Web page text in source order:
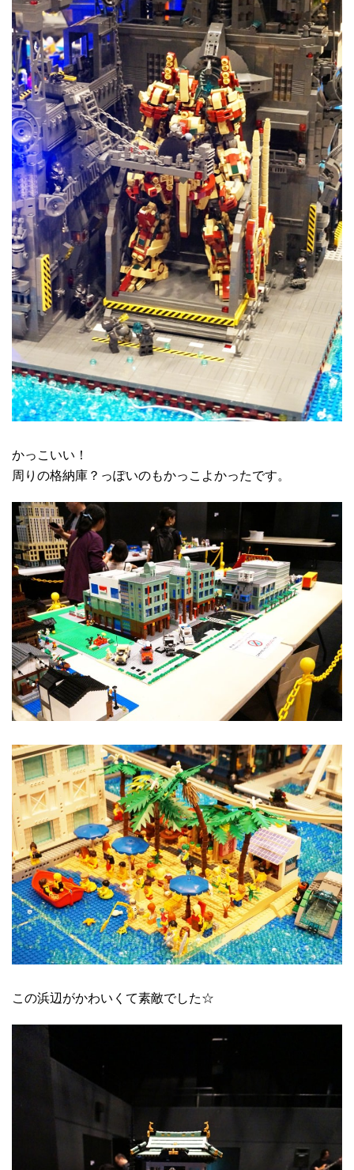
かっこいい！
周りの格納庫？っぽいのもかっこよかったです。
この浜辺がかわいくて素敵でした☆